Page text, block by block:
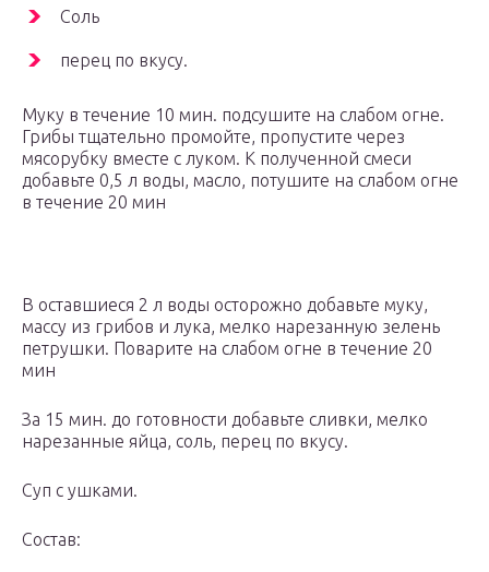
Соль
перец по вкусу.
Муку в течение 10 мин. подсушите на слабом огне.
Грибы тщательно промойте, пропустите через
мясорубку вместе с луком. К полученной смеси
добавьте 0,5 л воды, масло, потушите на слабом огне
в течение 20 мин
В оставшиеся 2 л воды осторожно добавьте муку,
массу из грибов и лука, мелко нарезанную зелень
петрушки. Поварите на слабом огне в течение 20
мин
За 15 мин. до готовности добавьте сливки, мелко
нарезанные яйца, соль, перец по вкусу.
Суп с ушками.
Состав: